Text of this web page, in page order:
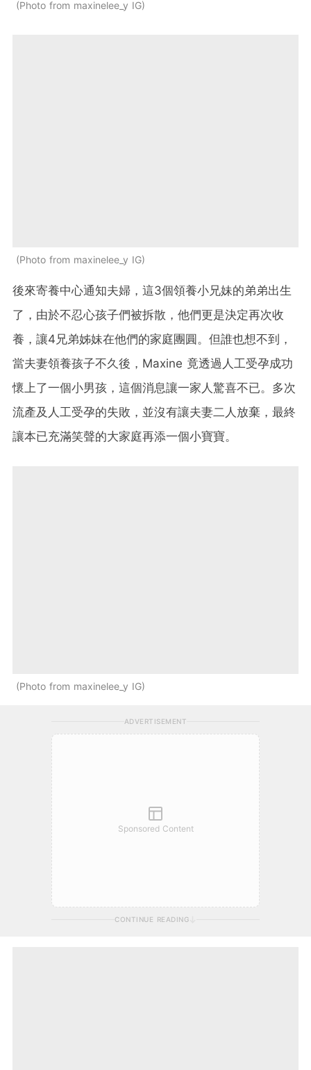
Photo from maxinelee_y IG
Photo from maxinelee_y IG
後來寄養中心通知夫婦，這3個領養小兄妹的弟弟出生
了，由於不忍心孩子們被拆散，他們更是決定再次收
養，讓4兄弟姊妹在他們的家庭團圓。但誰也想不到，
當夫妻領養孩子不久後，Maxine 竟透過人工受孕成功
懷上了一個小男孩，這個消息讓一家人驚喜不已。多次
流產及人工受孕的失敗，並沒有讓夫妻二人放棄，最終
讓本已充滿笑聲的大家庭再添一個小寶寶。
Photo from maxinelee_y IG
ADVERTISEMENT
Sponsored Content
CONTINUE READING